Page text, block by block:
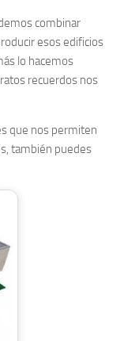
combinar
esos edificios
lo hacemos
recuerdos nos
que nos permiten
también puedes